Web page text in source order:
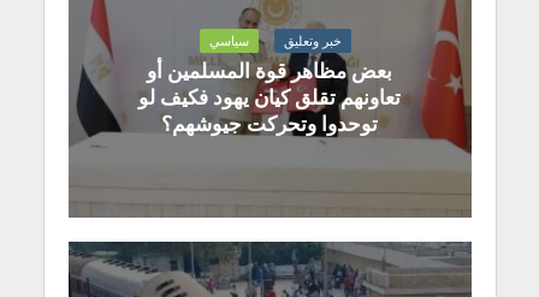
خبر وتعليق سياسي
بعض مظاهر قوة المسلمين أو
تعاونهم تقلق كيان يهود فكيف لو
توحدوا وتحركت جيوشهم؟